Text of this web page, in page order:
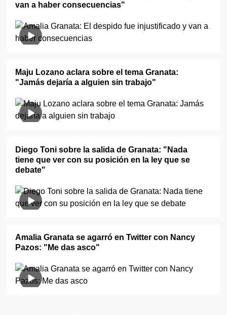
van a haber consecuencias"
Maju Lozano aclara sobre el tema Granata:
"Jamás dejaría a alguien sin trabajo"
Diego Toni sobre la salida de Granata: "Nada
tiene que ver con su posición en la ley que se
debate"
Amalia Granata se agarró en Twitter con Nancy
Pazos: "Me das asco"